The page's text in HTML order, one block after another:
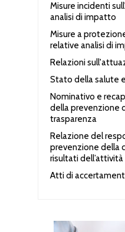
Misure incidenti
analisi di impatto
Misure a
relative analisi di
Relazioni
Stato della salute
Nominativo e
della prevenzione
trasparenza
Relazione del
prevenzione della
risultati
Atti di